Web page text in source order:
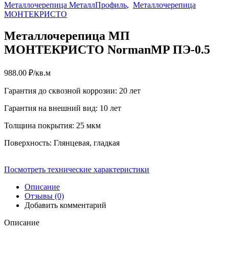
Металлочерепица МеталлПрофиль, Металлочерепица
МОНТЕКРИСТО
Металлочерепица МП
МОНТЕКРИСТО NormanMP ПЭ-0.5
988.00 ₽/кв.м
Гарантия до сквозной коррозии: 20 лет
Гарантия на внешний вид: 10 лет
Толщина покрытия: 25 мкм
Поверхность: Глянцевая, гладкая
Посмотреть технические характеристики
Описание
Отзывы (0)
Добавить комментарий
Описание